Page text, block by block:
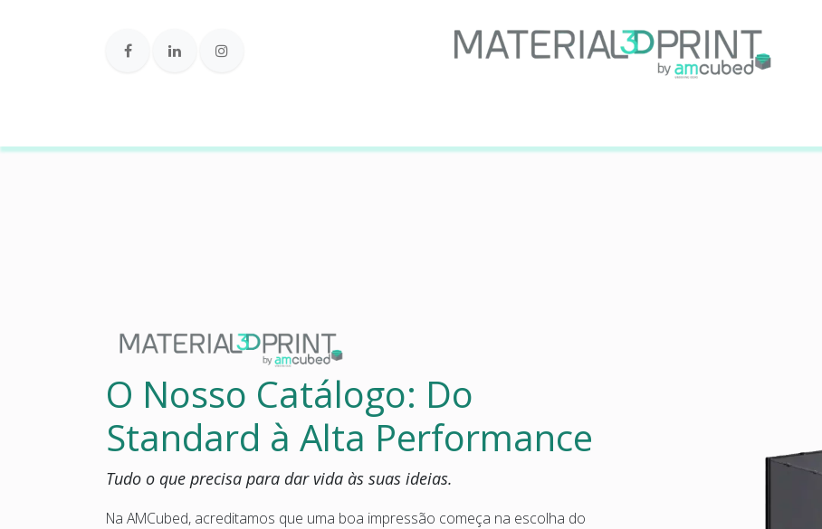
O Nosso Catálogo: Do
Standard à Alta Performance
Tudo o que precisa para dar vida às suas ideias.
Na AMCubed, acreditamos que uma boa impressão começa na escolha do